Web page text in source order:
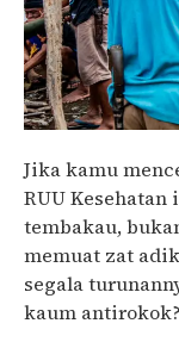
Jika kamu
RUU
tembakau,
memuat zat
segala
kaum antirokok?